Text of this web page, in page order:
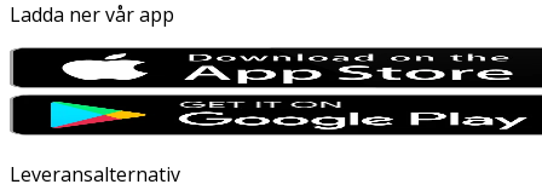
Ladda ner vår app
Leveransalternativ